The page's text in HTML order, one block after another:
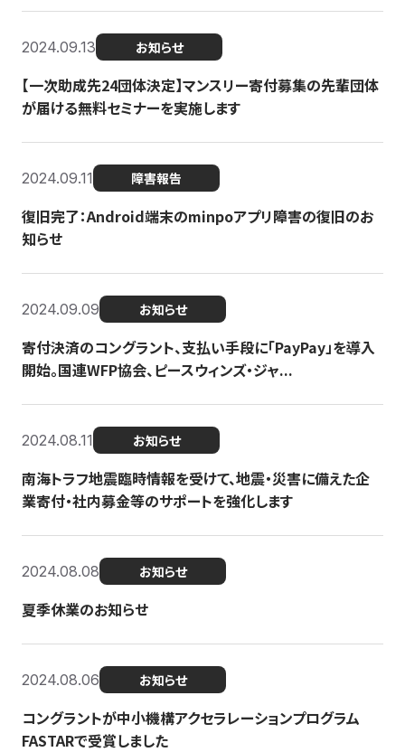
2024.09.13 お知らせ
【一次助成先24団体決定】マンスリー寄付募集の先輩団体
が届ける無料セミナーを実施します
2024.09.11 障害報告
復旧完了：Android端末のminpoアプリ障害の復旧のお
知らせ
2024.09.09 お知らせ
寄付決済のコングラント、支払い手段に「PayPay」を導入
開始。国連WFP協会、ピースウィンズ・ジャ...
2024.08.11 お知らせ
南海トラフ地震臨時情報を受けて、地震・災害に備えた企
業寄付・社内募金等のサポートを強化します
2024.08.08 お知らせ
夏季休業のお知らせ
2024.08.06 お知らせ
コングラントが中小機構アクセラレーションプログラム
FASTARで受賞しました